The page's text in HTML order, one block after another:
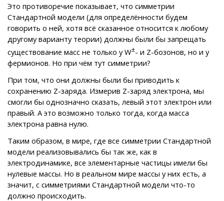
Это противоречие показывает, что симметрии
Стандартной модели (для определённости будем
говорить о ней, хотя всё сказанное относится к любому
другому варианту теории) должны были бы запрещать
существование масс не только у W±- и Z-бозонов, но и у
фермионов. Но при чём тут симметрии?
При том, что они должны были бы приводить к
сохранению Z-заряда. Измерив Z-заряд электрона, мы
смогли бы однозначно сказать, левый этот электрон или
правый. А это возможно только тогда, когда масса
электрона равна нулю.
Таким образом, в мире, где все симметрии Стандартной
модели реализовывались бы так же, как в
электродинамике, все элементарные частицы имели бы
нулевые массы. Но в реальном мире массы у них есть, а
значит, с симметриями Стандартной модели что-то
должно происходить.